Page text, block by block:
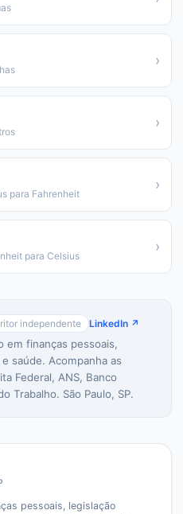
›
›
para Fahrenheit
›
para Celsius
›
independente LinkedIn ↗
em finanças pessoais,
saúde. Acompanha as
Federal, ANS, Banco
Trabalho. São Paulo, SP.
pessoais, legislação